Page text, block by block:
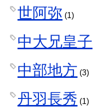
世阿弥 (1)
中大兄皇子
中部地方 (3)
丹羽長秀 (1)